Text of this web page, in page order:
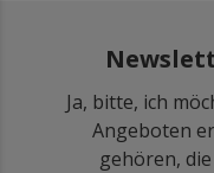
Ja, bitte, ich
Angeboten
gehören,